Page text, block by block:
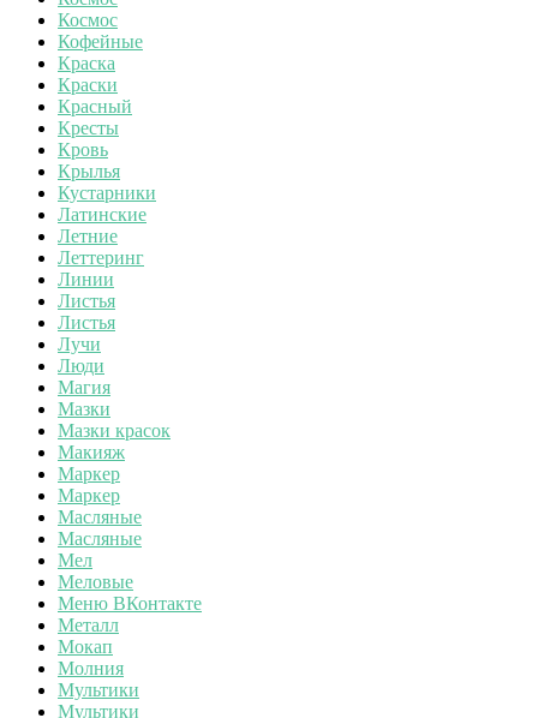
Космос
Кофейные
Краска
Краски
Красный
Кресты
Кровь
Крылья
Кустарники
Латинские
Летние
Леттеринг
Линии
Листья
Листья
Лучи
Люди
Магия
Мазки
Мазки красок
Макияж
Маркер
Маркер
Масляные
Масляные
Мел
Меловые
Меню ВКонтакте
Металл
Мокап
Молния
Мультики
Мультики